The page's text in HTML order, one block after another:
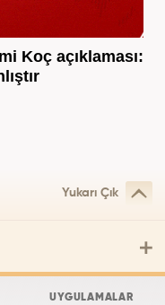
Koç açıklaması:
Yukarı Çık
UYGULAMALAR